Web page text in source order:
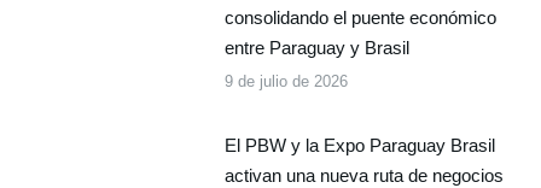
consolidando el puente económico
entre Paraguay y Brasil
9 de julio de 2026
El PBW y la Expo Paraguay Brasil
activan una nueva ruta de negocios